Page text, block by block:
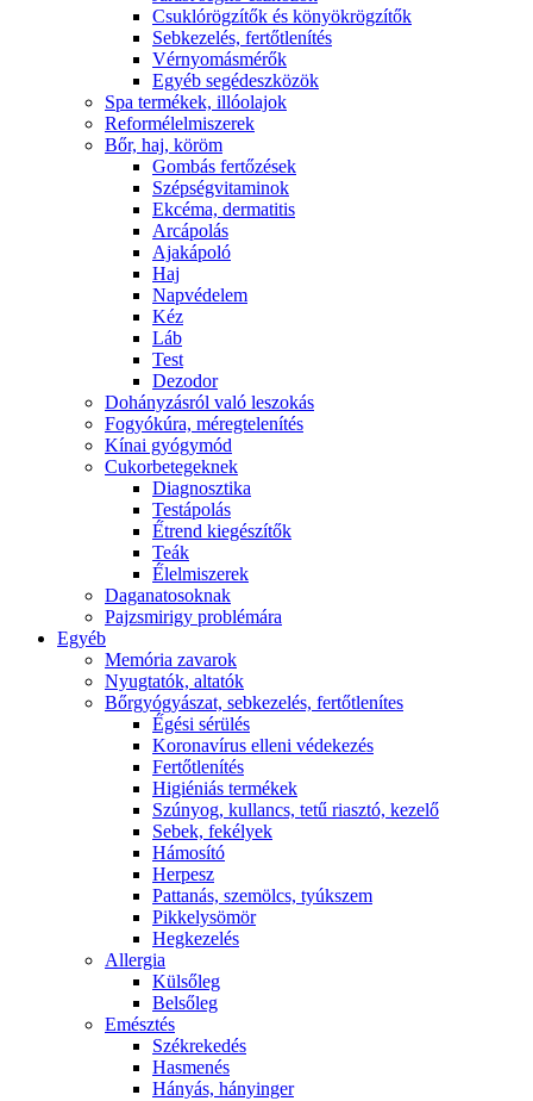
Csuklórögzítők és könyökrögzítők
Sebkezelés, fertőtlenítés
Vérnyomásmérők
Egyéb segédeszközök
Spa termékek, illóolajok
Reformélelmiszerek
Bőr, haj, köröm
Gombás fertőzések
Szépségvitaminok
Ekcéma, dermatitis
Arcápolás
Ajakápoló
Haj
Napvédelem
Kéz
Láb
Test
Dezodor
Dohányzásról való leszokás
Fogyókúra, méregtelenítés
Kínai gyógymód
Cukorbetegeknek
Diagnosztika
Testápolás
É́trend kiegészítők
Teák
É́lelmiszerek
Daganatosoknak
Pajzsmirigy problémára
Egyéb
Memória zavarok
Nyugtatók, altatók
Bőrgyógyászat, sebkezelés, fertőtlenítes
É́gési sérülés
Koronavírus elleni védekezés
Fertőtlenítés
Higiéniás termékek
Szúnyog, kullancs, tetű riasztó, kezelő
Sebek, fekélyek
Hámosító
Herpesz
Pattanás, szemölcs, tyúkszem
Pikkelysömör
Hegkezelés
Allergia
Külsőleg
Belsőleg
Emésztés
Székrekedés
Hasmenés
Hányás, hányinger